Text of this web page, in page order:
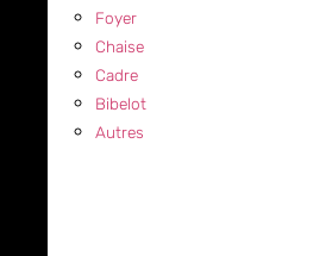
Foyer
Chaise
Cadre
Bibelot
Autres